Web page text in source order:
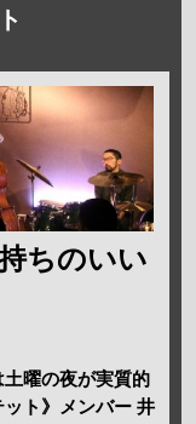
ちのいい
曜の夜が実質的
ト》メンバー 井